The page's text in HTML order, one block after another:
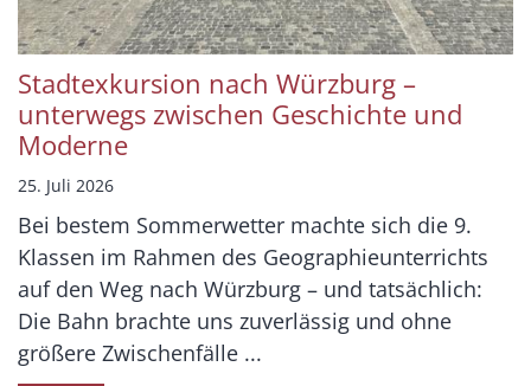
Stadtexkursion nach Würzburg –
unterwegs zwischen Geschichte und
Moderne
25. Juli 2026
Bei bestem Sommerwetter machte sich die 9.
Klassen im Rahmen des Geographieunterrichts
auf den Weg nach Würzburg – und tatsächlich:
Die Bahn brachte uns zuverlässig und ohne
größere Zwischenfälle ...